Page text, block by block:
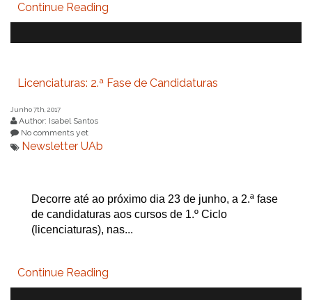
Continue Reading
Licenciaturas: 2.ª Fase de Candidaturas
Junho 7th, 2017
Author: Isabel Santos
No comments yet
Newsletter UAb
Decorre até ao próximo dia 23 de junho, a 2.ª fase
de candidaturas aos cursos de 1.º Ciclo
(licenciaturas), nas...
Continue Reading